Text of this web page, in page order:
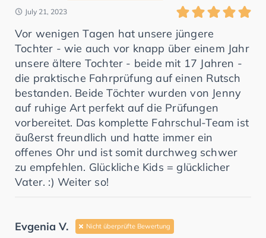
July 21, 2023
Vor wenigen Tagen hat unsere jüngere
Tochter - wie auch vor knapp über einem Jahr
unsere ältere Tochter - beide mit 17 Jahren -
die praktische Fahrprüfung auf einen Rutsch
bestanden. Beide Töchter wurden von Jenny
auf ruhige Art perfekt auf die Prüfungen
vorbereitet. Das komplette Fahrschul-Team ist
äußerst freundlich und hatte immer ein
offenes Ohr und ist somit durchweg schwer
zu empfehlen. Glückliche Kids = glücklicher
Vater. :) Weiter so!
Evgenia V. Nicht überprüfte Bewertung